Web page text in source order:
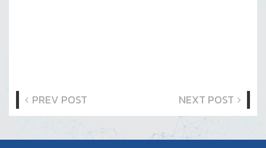
PREV POST NEXT POST